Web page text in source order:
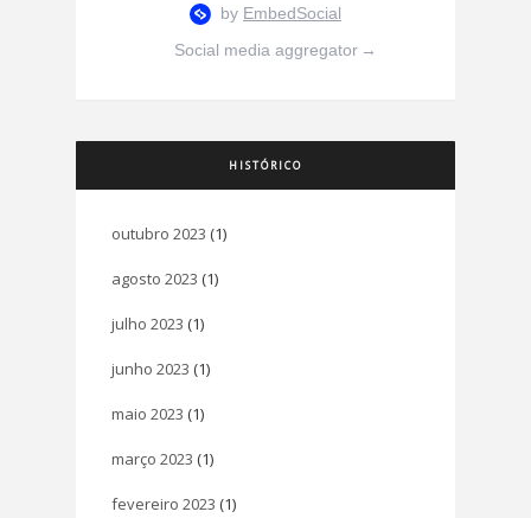
Social media aggregator →
HISTÓRICO
outubro 2023 (1)
agosto 2023 (1)
julho 2023 (1)
junho 2023 (1)
maio 2023 (1)
março 2023 (1)
fevereiro 2023 (1)